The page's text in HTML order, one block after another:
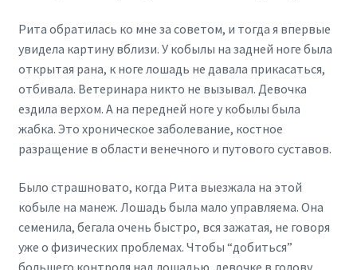
Рита обратилась ко мне за советом, и тогда я впервые
увидела картину вблизи. У кобылы на задней ноге была
открытая рана, к ноге лошадь не давала прикасаться,
отбивала. Ветеринара никто не вызывал. Девочка
ездила верхом. А на передней ноге у кобылы была
жабка. Это хроническое заболевание, костное
разращение в области венечного и путового суставов.
Было страшновато, когда Рита выезжала на этой
кобыле на манеж. Лошадь была мало управляема. Она
семенила, бегала очень быстро, вся зажатая, не говоря
уже о физических проблемах. Чтобы “добиться”
большего контроля над лошадью, девочке в голову